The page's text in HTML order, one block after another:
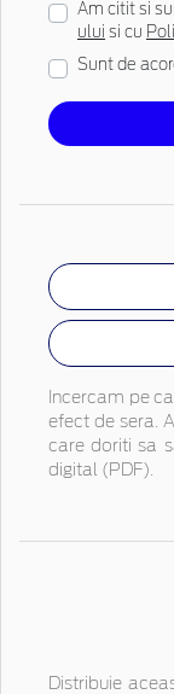
Am citit si
ului si cu
Sunt de
Incercam pe
efect de sera.
care doriti sa
digital (PDF).
Distribuie